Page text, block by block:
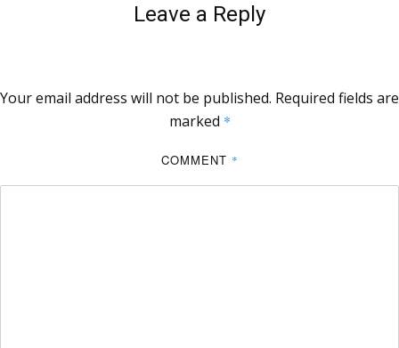
Leave a Reply
Your email address will not be published. Required fields are
marked *
COMMENT *